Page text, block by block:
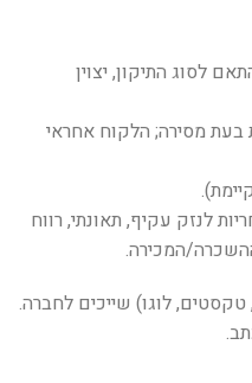
חודשים (בהתאם לסוג התיקון, יצוין
בעת מסירה; הלקוח אחראי
לנזק עקיף, תאונתי, רווח
המכירה.
לוגו) שייכים לחברה.